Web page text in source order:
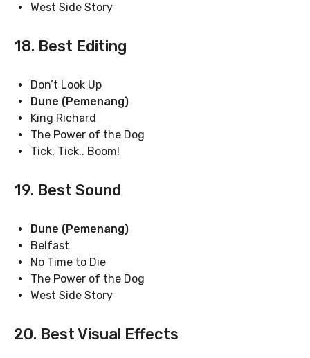
West Side Story
18. Best Editing
Don’t Look Up
Dune (Pemenang)
King Richard
The Power of the Dog
Tick, Tick.. Boom!
19. Best Sound
Dune (Pemenang)
Belfast
No Time to Die
The Power of the Dog
West Side Story
20. Best Visual Effects